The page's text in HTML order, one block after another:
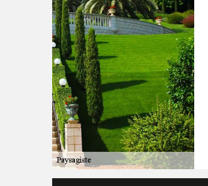
Voir Nos Realisations